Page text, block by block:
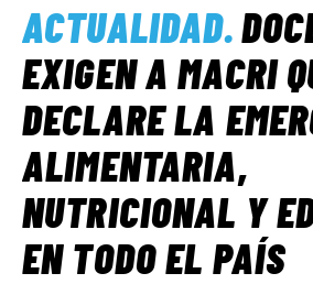
SERVICIOS SOCIALES
INFORMES ESPECIALES
FUERA DE MEGÁFONO
ACTUALIDAD.
EXIGEN A MACRI
DECLARE LA
ALIMENTARIA,
NUTRICIONAL Y
EN TODO EL PAÍS